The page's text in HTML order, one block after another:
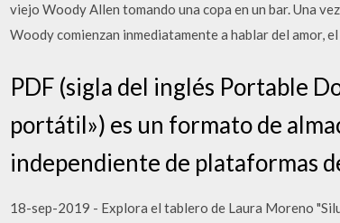
viejo Woody Allen tomando una copa en un bar. Una
Woody comienzan inmediatamente a hablar del amor,
PDF (sigla del inglés Portable
portátil») es un formato de
independiente de plataformas
18-sep-2019 - Explora el tablero de Laura Moreno